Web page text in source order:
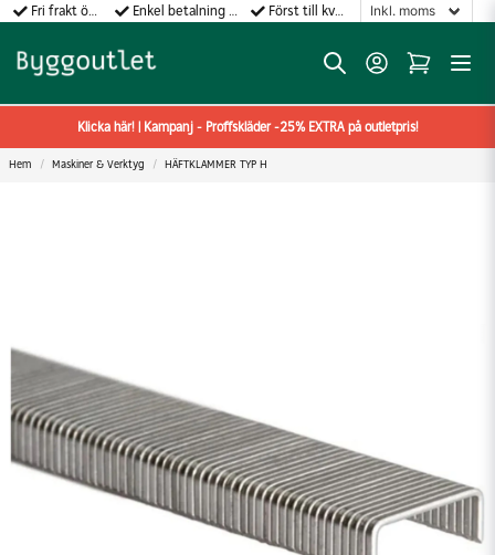
Fri frakt över 499:- Enkel betalning med Klarna Först till kvarn gäller!
Klicka här! | Kampanj - Proffskläder -25% EXTRA på outletpris!
Hem Maskiner & Verktyg HÄFTKLAMMER TYP H